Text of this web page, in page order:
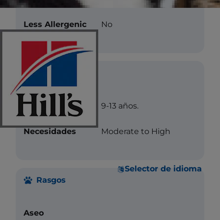
Selector de idioma
Less Allergenic No
Cuidados
Longevidad 9-13 años.
Necesidades Moderate to High
Rasgos
Aseo